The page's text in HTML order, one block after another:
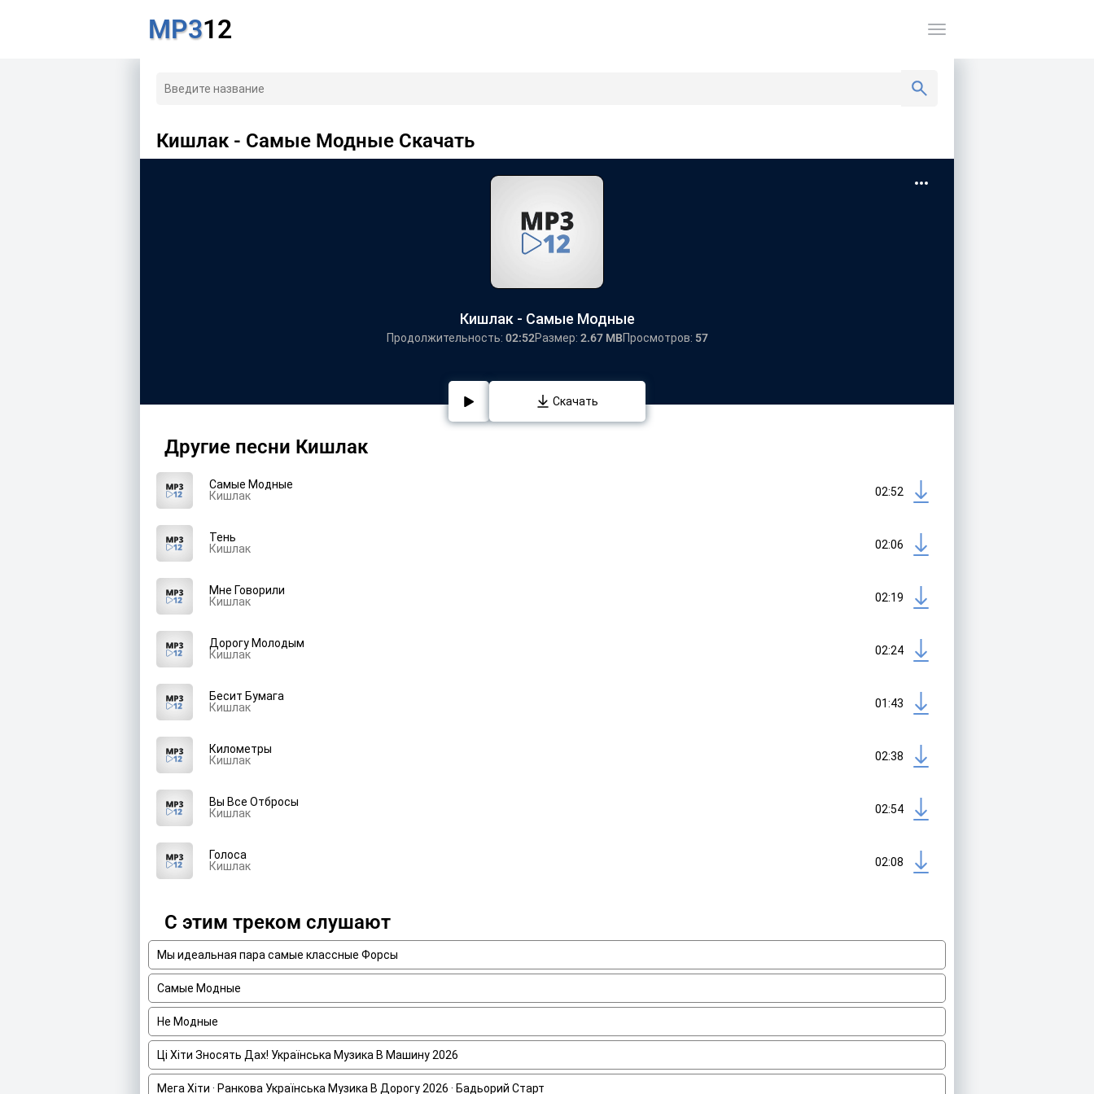
MP312
Кишлак - Самые Модные Скачать
Кишлак - Самые Модные
Продолжительность: 02:52Размер: 2.67 MBПросмотров: 57
Скачать
Другие песни Кишлак
Самые Модные
Кишлак
02:52
Тень
Кишлак
02:06
Мне Говорили
Кишлак
02:19
Дорогу Молодым
Кишлак
02:24
Бесит Бумага
Кишлак
01:43
Километры
Кишлак
02:38
Вы Все Отбросы
Кишлак
02:54
Голоса
Кишлак
02:08
С этим треком слушают
Мы идеальная пара самые классные Форсы
Самые Модные
Не Модные
Ці Хіти Зносять Дах! Українська Музика В Машину 2026
Мега Хіти · Ранкова Українська Музика В Дорогу 2026 · Бадьорий Старт